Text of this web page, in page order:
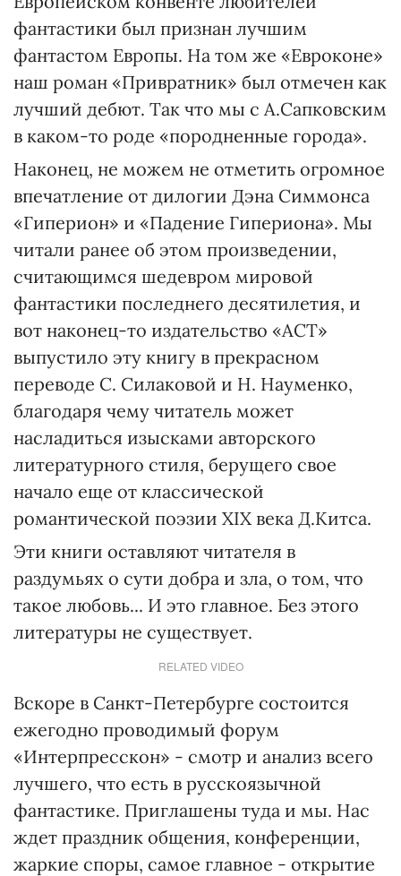
фантастики был признан лучшим
фантастом Европы. На том же «Евроконе»
наш роман «Привратник» был отмечен как
лучший дебют. Так что мы с А.Сапковским
в каком-то роде «породненные города».
Наконец, не можем не отметить огромное
впечатление от дилогии Дэна Симмонса
«Гиперион» и «Падение Гипериона». Мы
читали ранее об этом произведении,
считающимся шедевром мировой
фантастики последнего десятилетия, и
вот наконец-то издательство «АСТ»
выпустило эту книгу в прекрасном
переводе С. Силаковой и Н. Науменко,
благодаря чему читатель может
насладиться изысками авторского
литературного стиля, берущего свое
начало еще от классической
романтической поэзии ХIХ века Д.Китса.
Эти книги оставляют читателя в
раздумьях о сути добра и зла, о том, что
такое любовь... И это главное. Без этого
литературы не существует.
RELATED VIDEO
Вскоре в Санкт-Петербурге состоится
ежегодно проводимый форум
«Интерпресскон» - смотр и анализ всего
лучшего, что есть в русскоязычной
фантастике. Приглашены туда и мы. Нас
ждет праздник общения, конференции,
жаркие споры, самое главное - открытие